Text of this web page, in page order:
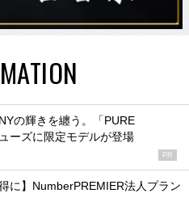
の輝きを纏う。「PURE
ーズに限定モデルが登場
PR
に】NumberPREMIER法人プラン